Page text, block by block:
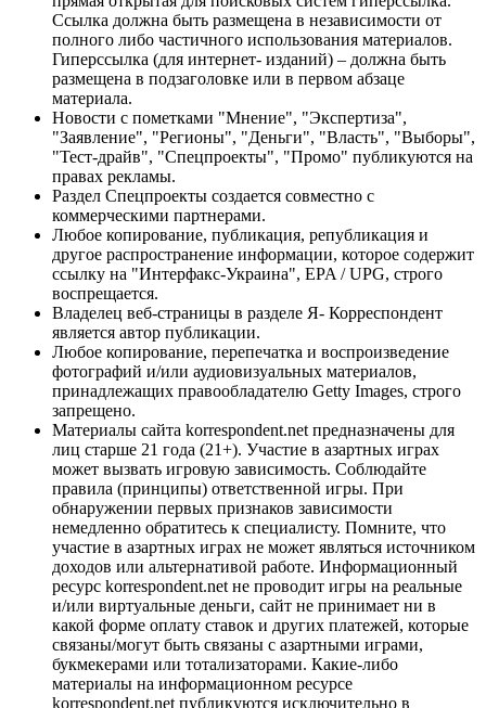
Ссылка должна быть размещена в независимости от
полного либо частичного использования материалов.
Гиперссылка (для интернет- изданий) – должна быть
размещена в подзаголовке или в первом абзаце
материала.
Новости с пометками "Мнение", "Экспертиза",
"Заявление", "Регионы", "Деньги", "Власть", "Выборы",
"Тест-драйв", "Спецпроекты", "Промо" публикуются на
правах рекламы.
Раздел Спецпроекты создается совместно с
коммерческими партнерами.
Любое копирование, публикация, републикация и
другое распространение информации, которое содержит
ссылку на "Интерфакс-Украина", EPA / UPG, строго
воспрещается.
Владелец веб-страницы в разделе Я- Корреспондент
является автор публикации.
Любое копирование, перепечатка и воспроизведение
фотографий и/или аудиовизуальных материалов,
принадлежащих правообладателю Getty Images, строго
запрещено.
Материалы сайта korrespondent.net предназначены для
лиц старше 21 года (21+). Участие в азартных играх
может вызвать игровую зависимость. Соблюдайте
правила (принципы) ответственной игры. При
обнаружении первых признаков зависимости
немедленно обратитесь к специалисту. Помните, что
участие в азартных играх не может являться источником
доходов или альтернативой работе. Информационный
ресурс korrespondent.net не проводит игры на реальные
и/или виртуальные деньги, сайт не принимает ни в
какой форме оплату ставок и других платежей, которые
связаны/могут быть связаны с азартными играми,
букмекерами или тотализаторами. Какие-либо
материалы на информационном ресурсе
korrespondent.net публикуются исключительно в